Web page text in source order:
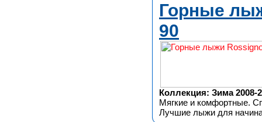
Горные
90
Коллекция: Зима 2008-
Мягкие и комфортные.
Лучшие лыжи для